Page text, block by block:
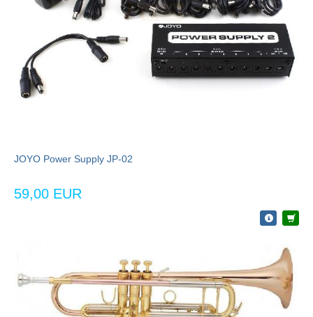
JOYO Power Supply JP-02
59,00 EUR